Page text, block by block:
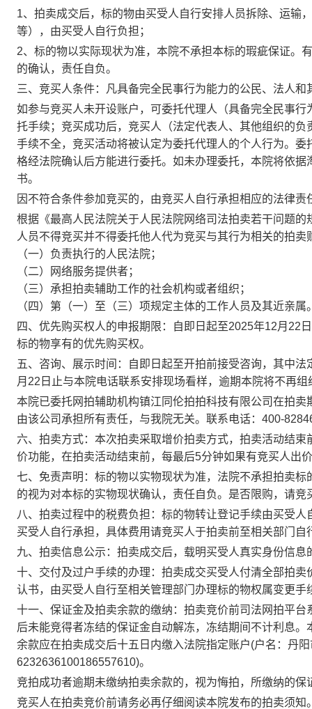
1、 拍卖成交后，标的物由买受人自行安排人员拆除、运输
等），由买受人自行负担；
2、标的物以实际现状为准，本院不承担本标的瑕疵保证。
的确认，责任自负。
三、竞买人条件：
凡具备完全民事行为能力的公民、法人和
如参与竞买人未开设账户，可委托代理人（具备完全民事
托手续；竞买成功后，竞买人（法定代表人、其他组织的
手续不全，竞买活动将被认定为委托代理人的个人行为。 委
格经法院确认后方能进行委托。如未办理委托，本院将依
书。
因不符合条件参加竞买的，由竞买人自行承担相应的法律责
根据《最高人民法院关于人民法院网络司法拍卖若干问题
人员不得竞买并不得委托他人代为竞买与其行为相关的拍卖
（一）负责执行的人民法院；
（二）网络服务提供者；
（三）承担拍卖辅助工作的社会机构或者组织；
（四）第（一）至（三）项规定主体的工作人员及其近亲属
四、优先购买权人的申报期限：自即日起至2025年12月22
标的物享有的优先购买权。
五、咨询、展示时间：自即日起至开拍前接受咨询，其中
月22日 止与本院电话联系安排现场看样，逾期本院将不再
本院已委托网拍辅助机构镇江同伦拍拍科技有限公司在拍卖
由该公司承担所有责任，与我院无关。联系电话： 400-
六、拍卖方式：本次拍卖采取增价拍卖方式，拍卖活动结
价功能， 在拍卖活动结束前，每最后5分钟如果有竞买人出
七、免责声明： 标的物以实物现状为准，法院不承担拍卖标
的视为对本标的实物现状确认，责任自负。 是否限购，请竞
八、拍卖过程中的税费负担： 标的物转让登记手续由买受人
买受人自行承担，具体费用请竞买人于拍卖前至相关部门自
九、拍卖信息公示： 拍卖成交后，载明买受人真实身份信
十、交付及过户手续的办理： 拍卖成交买受人付清全部拍卖
认书，由买受人自行至相关管理部门办理标的物权属变更手
十一、 保证金及拍卖余款的缴纳： 拍卖竞价前司法网拍平台
后未能竞得者冻结的保证金自动解冻，冻结期间不计利息。
余款应在拍卖成交后十五日内缴入法院指定账户(户名：丹
6232636100186557610)。
竞拍成功者逾期未缴纳拍卖余款的，视为悔拍，所缴纳的保
竞买人在拍卖竞价前请务必再仔细阅读本院发布的拍卖须知